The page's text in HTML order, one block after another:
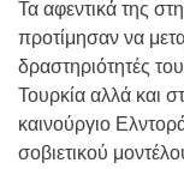
Τα αφεντικά της
προτίμησαν να
δραστηριότητές
Τουρκία αλλά και
καινούργιο
σοβιετικού